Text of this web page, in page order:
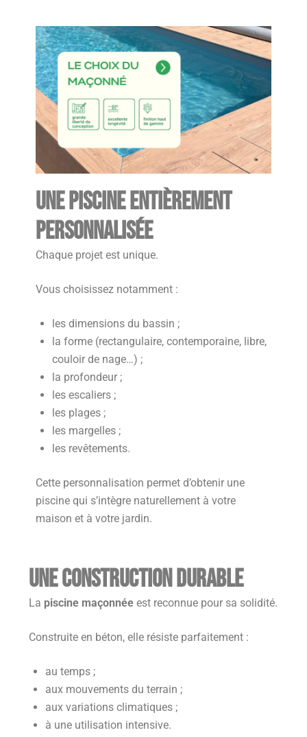
Une piscine entièrement
personnalisée
Chaque projet est unique.
Vous choisissez notamment :
les dimensions du bassin ;
la forme (rectangulaire, contemporaine, libre,
couloir de nage…) ;
la profondeur ;
les escaliers ;
les plages ;
les margelles ;
les revêtements.
Cette personnalisation permet d’obtenir une
piscine qui s’intègre naturellement à votre
maison et à votre jardin.
Une construction durable
La piscine maçonnée est reconnue pour sa solidité.
Construite en béton, elle résiste parfaitement :
au temps ;
aux mouvements du terrain ;
aux variations climatiques ;
à une utilisation intensive.